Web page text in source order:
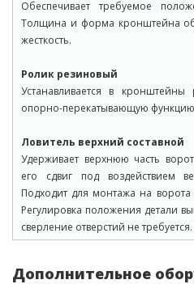
Обеспечивает требуемое
Толщина и форма кронштейна
жесткость.
Ролик резиновый
Устанавливается в кронштейны
опорно-перекатывающую
Ловитель верхний составной
Удерживает верхнюю часть
его сдвиг под воздействием
Подходит для монтажа на
Регулировка положения детали
сверление отверстий не требуется.
Дополнительное